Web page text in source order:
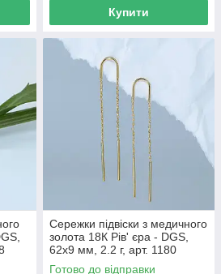
Купити
Сережки підвіски з медичного
золота 18К Рів' єра - DGS,
62х9 мм, 2.2 г, арт. 1180
Готово до відправки